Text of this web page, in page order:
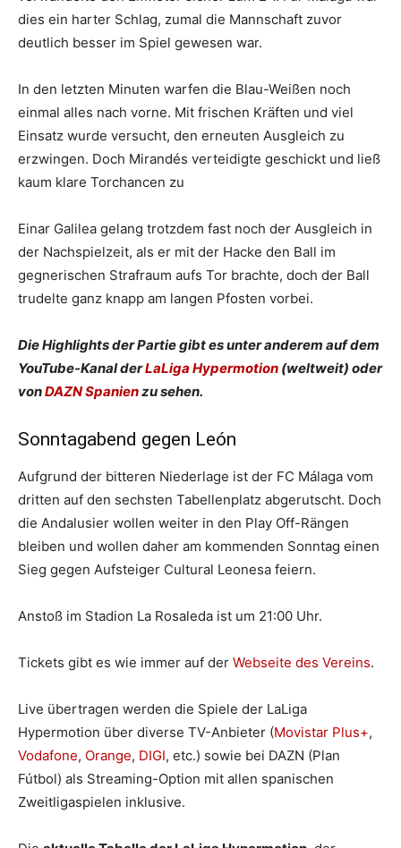
dies ein harter Schlag, zumal die Mannschaft zuvor
deutlich besser im Spiel gewesen war.
In den letzten Minuten warfen die Blau-Weißen noch
einmal alles nach vorne. Mit frischen Kräften und viel
Einsatz wurde versucht, den erneuten Ausgleich zu
erzwingen. Doch Mirandés verteidigte geschickt und ließ
kaum klare Torchancen zu
Einar Galilea gelang trotzdem fast noch der Ausgleich in
der Nachspielzeit, als er mit der Hacke den Ball im
gegnerischen Strafraum aufs Tor brachte, doch der Ball
trudelte ganz knapp am langen Pfosten vorbei.
Die Highlights der Partie gibt es unter anderem auf dem
YouTube-Kanal derLaLiga Hypermotion (weltweit) oder
vonDAZN Spanienzu sehen.
Sonntagabend gegen León
Aufgrund der bitteren Niederlage ist der FC Málaga vom
dritten auf den sechsten Tabellenplatz abgerutscht. Doch
die Andalusier wollen weiter in den Play Off-Rängen
bleiben und wollen daher am kommenden Sonntag einen
Sieg gegen Aufsteiger Cultural Leonesa feiern.
Anstoß im Stadion La Rosaleda ist um 21:00 Uhr.
Tickets gibt es wie immer auf der Webseite des Vereins.
Live übertragen werden die Spiele der LaLiga
Hypermotion über diverse TV-Anbieter (Movistar Plus+,
Vodafone, Orange, DIGI, etc.) sowie bei DAZN (Plan
Fútbol) als Streaming-Option mit allen spanischen
Zweitligaspielen inklusive.